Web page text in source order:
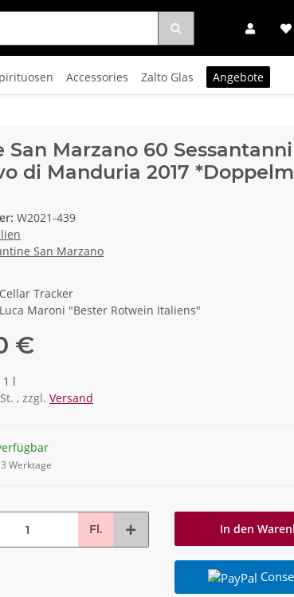
Accessories Zalto Glas Angebote
San Marzano 60
di Manduria 2017
W2021-439
San Marzano
Tracker
Maroni "Bester Rotwein Italiens"
€
1 l
, zzgl. Versand
Werktage
Fl. In den